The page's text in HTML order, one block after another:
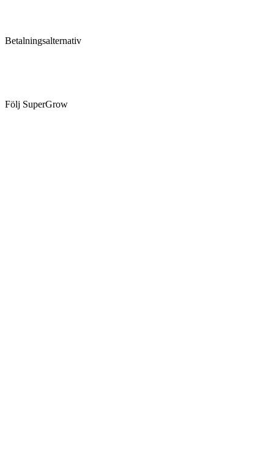
Betalningsalternativ
Följ SuperGrow